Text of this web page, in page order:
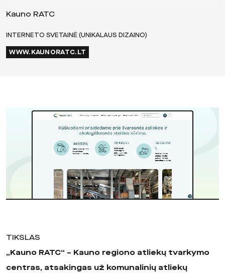
Kauno RATC
INTERNETO SVETAINĖ (UNIKALAUS DIZAINO)
WWW.KAUNORATC.LT
TIKSLAS
„Kauno RATC“ – Kauno regiono atliekų tvarkymo
centras, atsakingas už komunalinių atliekų